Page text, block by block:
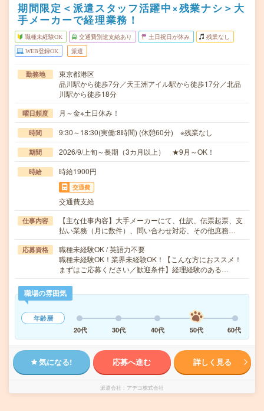
期間限定＜派遣スタッフ活躍中×残業ナシ＞大
手メーカーで経理業務！
職種未経験OK 交通費別途支給あり 土日祝日が休み 残業なし
WEB登録OK 派遣
勤務地
東京都港区
品川駅から徒歩7分／天王洲アイル駅から徒歩17分／北品
川駅から徒歩18分
曜日頻度 月～金※土日休み！
時間 9:30～18:30(実働:8時間) (休憩60分) ※残業なし
期間 2026/9/上旬～長期（3カ月以上） ★9月～OK！
時給 時給1900円
交通費
交通費支給
仕事内容
【主な仕事内容】大手メーカーにて、仕訳、伝票起票、支
払い業務（月に数件）、問い合わせ対応、その他庶務…
応募資格
職種未経験OK / 英語力不要
職種未経験OK！業界未経験OK！【こんな方におススメ！
まずはご応募ください／歓迎条件】経理経験のある…
職場の雰囲気
年齢層
20代
30代 40代 50代 60代
気になる! 応募へ進む 詳しく見る
派遣会社 アデコ株式会社